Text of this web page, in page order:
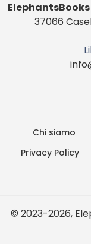
ElephantsBooks
37066
Chi siamo
Privacy Policy
© 2023-2026,